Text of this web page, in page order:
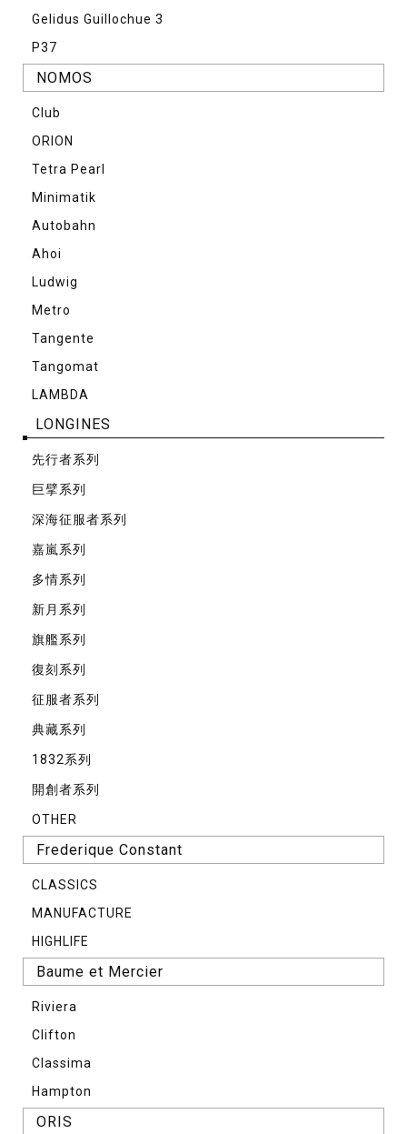
Gelidus Guillochue 3
P37
NOMOS
Club
ORION
Tetra Pearl
Minimatik
Autobahn
Ahoi
Ludwig
Metro
Tangente
Tangomat
LAMBDA
LONGINES
先⾏者系列
巨擘系列
深海征服者系列
嘉嵐系列
多情系列
新月系列
旗艦系列
復刻系列
征服者系列
典藏系列
1832系列
開創者系列
OTHER
Frederique Constant
CLASSICS
MANUFACTURE
HIGHLIFE
Baume et Mercier
Riviera
Clifton
Classima
Hampton
ORIS